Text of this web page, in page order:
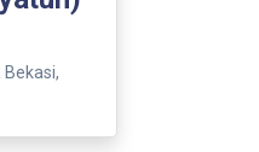
Bekasi,